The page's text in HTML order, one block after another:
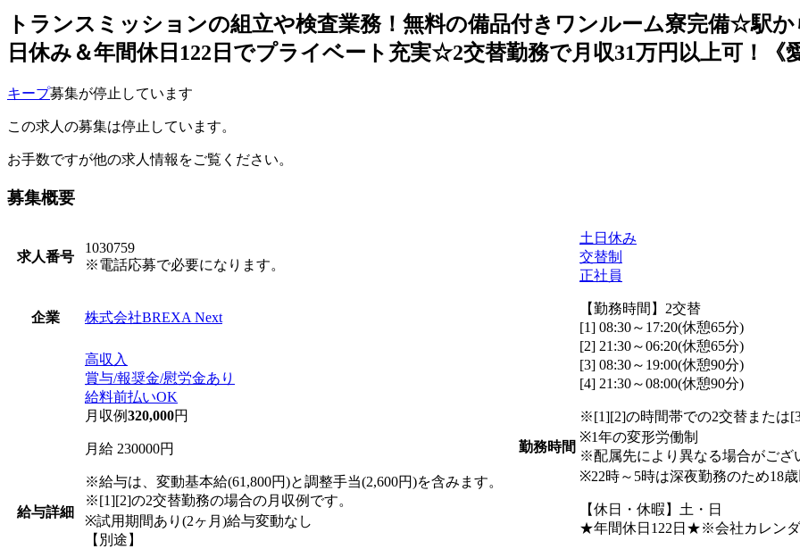
トランスミッションの組立や検査業務！無料の備品付きワンルーム寮完備☆駅
日休み＆年間休日122日でプライベート充実☆2交替勤務で月収31万円以上可！《
キープ募集が停止しています
この求人の募集は停止しています。
お手数ですが他の求人情報をご覧ください。
募集概要
求人番号
1030759
※電話応募で必要になります。
企業 株式会社BREXA Next
給与詳細
高収入
賞与/報奨金/慰労金あり
給料前払いOK
月収例320,000円
月給 230000円
※給与は、変動基本給(61,800円)と調整手当(2,600円)を含みます。
※[1][2]の2交替勤務の場合の月収例です。
※試用期間あり(2ヶ月)給与変動なし
【別途】
勤務時間
土日休み
交替制
正社員
【勤務時間】2交替
[1] 08:30～17:20(休憩65分)
[2] 21:30～06:20(休憩65分)
[3] 08:30～19:00(休憩90分)
[4] 21:30～08:00(休憩90分)
※[1][2]の時間帯での2交替または
※1年の変形労働制
※配属先により異なる場合がござ
※22時～5時は深夜勤務のため18
【休日・休暇】土・日
★年間休日122日★※会社カレン